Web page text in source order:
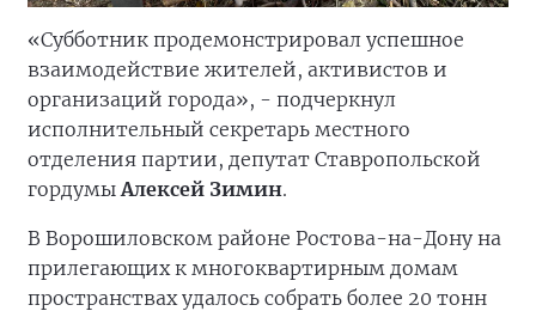
«Субботник продемонстрировал успешное
взаимодействие жителей, активистов и
организаций города», - подчеркнул
исполнительный секретарь местного
отделения партии, депутат Ставропольской
гордумы Алексей Зимин.
В Ворошиловском районе Ростова-на-Дону на
прилегающих к многоквартирным домам
пространствах удалось собрать более 20 тонн